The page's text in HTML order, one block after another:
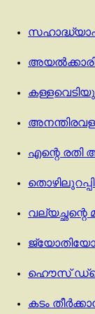
എന്റെ
വല്യച്ഛന്റെ
ഹൌസ്
കടം